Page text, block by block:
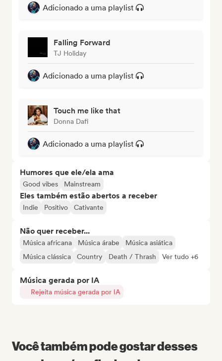
Adicionado a uma playlist
Falling Forward
TJ Holiday
Adicionado a uma playlist
Touch me like that
Donna Dafi
Adicionado a uma playlist
Humores que ele/ela ama
Good vibes Mainstream
Eles também estão abertos a receber
Indie Positivo Cativante
Não quer receber...
Música africana Música árabe
Música asiática
Música clássica
Country Death / Thrash Ver tudo +6
Música gerada por IA
Rejeita música gerada por IA
Você também pode gostar desses